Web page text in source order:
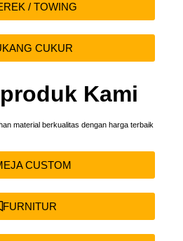
/ TOWING
CUKUR
Kami
material berkualitas dengan harga terbaik
CUSTOM
FURNITUR